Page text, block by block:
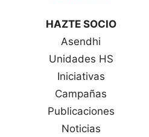
HAZTE SOCIO
Asendhi
Unidades HS
Iniciativas
Campañas
Publicaciones
Noticias